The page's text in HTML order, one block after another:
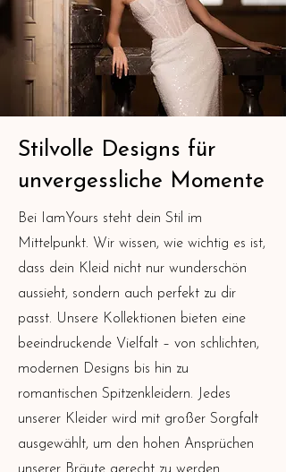
Stilvolle Designs für
unvergessliche Momente
Bei IamYours steht dein Stil im
Mittelpunkt. Wir wissen, wie wichtig es ist,
dass dein Kleid nicht nur wunderschön
aussieht, sondern auch perfekt zu dir
passt. Unsere Kollektionen bieten eine
beeindruckende Vielfalt – von schlichten,
modernen Designs bis hin zu
romantischen Spitzenkleidern. Jedes
unserer Kleider wird mit großer Sorgfalt
ausgewählt, um den hohen Ansprüchen
unserer Bräute gerecht zu werden.